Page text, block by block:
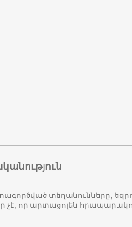
տեղանունները,
չէ, որ արտացոլեն